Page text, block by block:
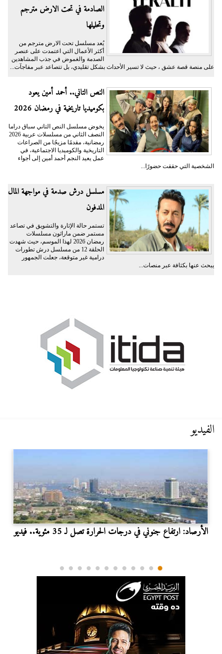
الصادمة في تحت الارض مترجم
وتحليلها
يُعد مسلسل تحت الارض مترجم من
أكثر الأعمال التي اعتمدت على عنصر
الصدمة والغموض في جذب المشاهدين
على منصة قصة عشق ، حيث لا تسير الأحداث بشكل تقليدي، بل تتصاعد عبر مفاجآت...
النص التاني.. أحمد أمين يعود
بكوميديا تاريخية في رمضان 2026
يخوض مسلسل النص التاني سباق دراما
النصف الثاني من مسلسلات عربية 2026
رمضانية، مقدمًا مزيجًا من الصراعات
التاريخية والكوميديا الاجتماعية، في
عمل يعيد النجم أحمد أمين إلى أجواء
الشخصية التي حققت حضورًا...
مسلسل درش صدمة في مواجهة المال
المدفون
تستمر حالة الإثارة والتشويق في تصاعد
مستمر ضمن ماراثون مسلسلات
رمضان 2026 لهذا الموسم، حيث شهدت
الحلقة 12 من مسلسل درش تطورات
درامية غير متوقعة، جعلت الجمهور
يبحث عنها بكثافة عبر منصات...
الفيديو
الأرصاد: ارتفاع جنوني في درجات الحرارة تصل لـ 35 مئوية.. فيديو